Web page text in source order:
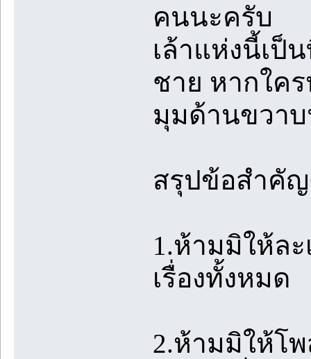
คนนะครับ
เล้าแห่งนี้เป็
ชาย หากใค
มุมด้านขวา
สรุปข้อสำคั
1.ห้ามมิให้ล
เรื่องทั้งหมด
2.ห้ามมิให้โ